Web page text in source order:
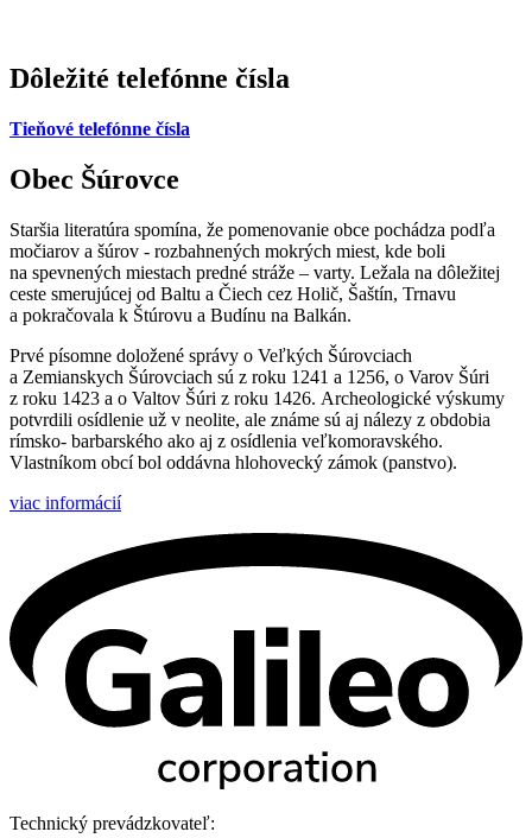
Dôležité telefónne čísla
Tieňové telefónne čísla
Obec Šúrovce
Staršia literatúra spomína, že pomenovanie obce pochádza podľa
močiarov a šúrov - rozbahnených mokrých miest, kde boli
na spevnených miestach predné stráže – varty. Ležala na dôležitej
ceste smerujúcej od Baltu a Čiech cez Holič, Šaštín, Trnavu
a pokračovala k Štúrovu a Budínu na Balkán.
Prvé písomne doložené správy o Veľkých Šúrovciach
a Zemianskych Šúrovciach sú z roku 1241 a 1256, o Varov Šúri
z roku 1423 a o Valtov Šúri z roku 1426. Archeologické výskumy
potvrdili osídlenie už v neolite, ale známe sú aj nálezy z obdobia
rímsko- barbarského ako aj z osídlenia veľkomoravského.
Vlastníkom obcí bol oddávna hlohovecký zámok (panstvo).
viac informácií
Technický prevádzkovateľ: